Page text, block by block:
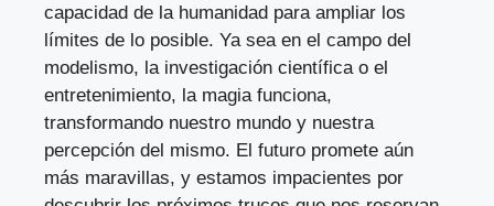
capacidad de la humanidad para ampliar los
límites de lo posible. Ya sea en el campo del
modelismo, la investigación científica o el
entretenimiento, la magia funciona,
transformando nuestro mundo y nuestra
percepción del mismo. El futuro promete aún
más maravillas, y estamos impacientes por